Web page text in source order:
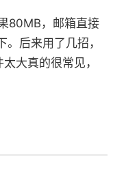
80MB，邮箱直接
后来用了几招，
大真的很常见，